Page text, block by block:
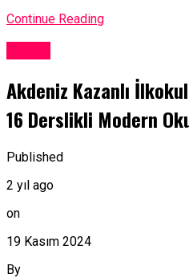
Continue Reading
Akdeniz Kazanlı
16 Derslikli Modern
Published
2 yıl ago
on
19 Kasım 2024
By